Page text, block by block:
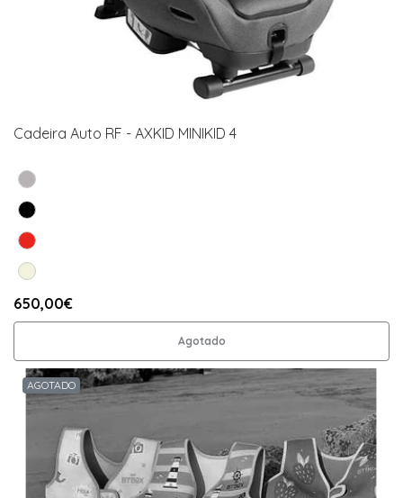
Cadeira Auto RF - AXKID MINIKID 4
650,00€
Agotado
AGOTADO